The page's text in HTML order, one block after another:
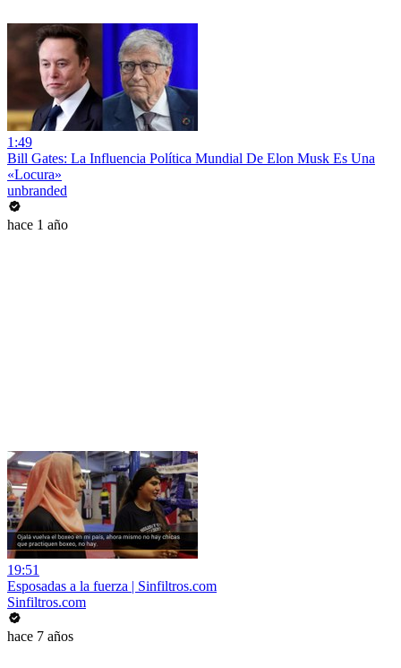
1:49
Bill Gates: La Influencia Política Mundial De Elon Musk Es Una
«Locura»
unbranded
hace 1 año
19:51
Esposadas a la fuerza | Sinfiltros.com
Sinfiltros.com
hace 7 años